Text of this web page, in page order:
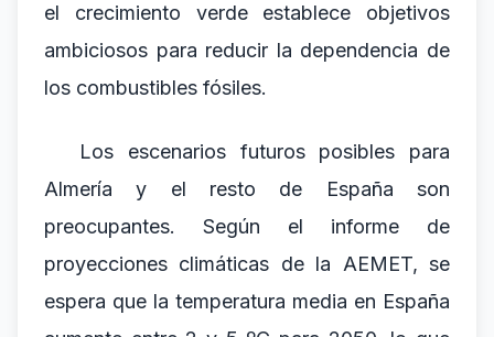
el crecimiento verde establece objetivos
ambiciosos para reducir la dependencia de
los combustibles fósiles.
Los escenarios futuros posibles para
Almería y el resto de España son
preocupantes. Según el informe de
proyecciones climáticas de la AEMET, se
espera que la temperatura media en España